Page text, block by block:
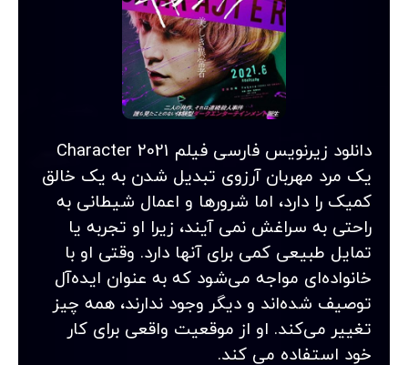
دانلود زیرنویس فارسی فیلم Character 2021
یک مرد مهربان آرزوی تبدیل شدن به یک خالق
کمیک را دارد، اما شرورها و اعمال شیطانی به
راحتی به سراغش نمی آیند، زیرا او تجربه یا
تمایل طبیعی کمی برای آنها دارد. وقتی او با
خانواده‌ای مواجه می‌شود که به عنوان ایده‌آل
توصیف شده‌اند و دیگر وجود ندارند، همه چیز
تغییر می‌کند. او از موقعیت واقعی برای کار
خود استفاده می کند.